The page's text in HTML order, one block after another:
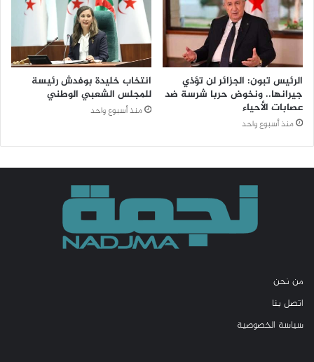
الرئيس تبون: الجزائر لن تؤذي
جيرانها.. ونخوض حربا شرسة ضد
عصابات الأحياء
منذ أسبوع واحد
انتخاب خليدة بوفدش رئيسة
للمجلس الشعبي الوطني
منذ أسبوع واحد
من نحن
اتصل بنا
سياسة الخصوصية